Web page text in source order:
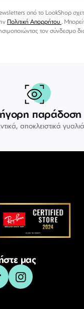
από το LookShop
Πολιτική Απορρήτου .
τον σύνδεσμο
παράδοση
αποκλειστικά γυαλιά
μας